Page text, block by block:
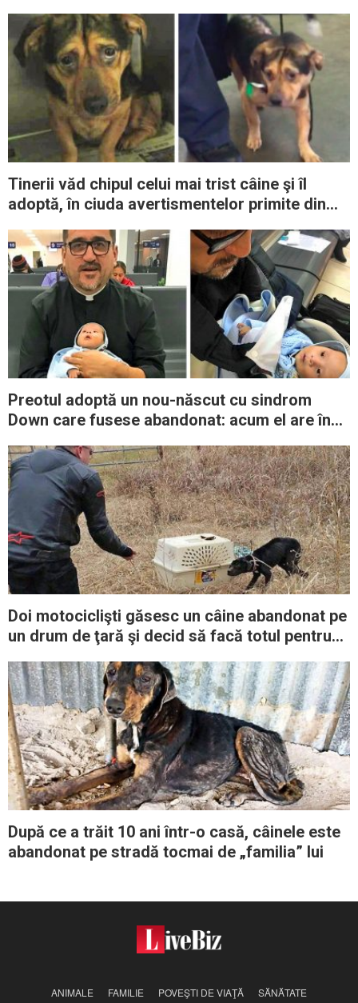
Tinerii văd chipul celui mai trist câine şi îl
adoptă, în ciuda avertismentelor primite din
Preotul adoptă un nou-născut cu sindrom
Down care fusese abandonat: acum el are în
Doi motociclişti găsesc un câine abandonat pe
un drum de ţară şi decid să facă totul pentru
După ce a trăit 10 ani într-o casă, câinele este
abandonat pe stradă tocmai de „familia” lui
ANIMALE FAMILIE POVEŞTI DE VIAŢĂ SĂNĂTATE